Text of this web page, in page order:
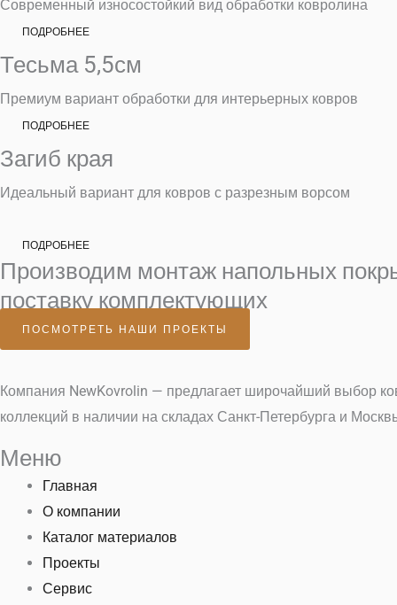
Современный износостойкий вид обработки ковролина
ПОДРОБНЕЕ
Тесьма 5,5см
Премиум вариант обработки для интерьерных ковров
ПОДРОБНЕЕ
Загиб края
Идеальный вариант для ковров с разрезным ворсом
ПОДРОБНЕЕ
Производим монтаж напольных
поставку комплектующих
ПОСМОТРЕТЬ НАШИ ПРОЕКТЫ
Компания NewKovrolin — предлагает широчайший выбор
коллекций в наличии на складах Санкт-Петербурга и
Меню
Главная
О компании
Каталог материалов
Проекты
Сервис